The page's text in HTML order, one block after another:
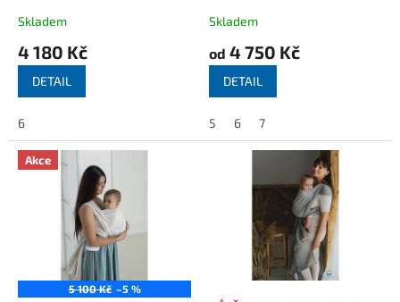
Skladem
4 180 Kč
DETAIL
6
Skladem
od 4 750 Kč
DETAIL
5 6 7
Akce
5 100 Kč –5 %